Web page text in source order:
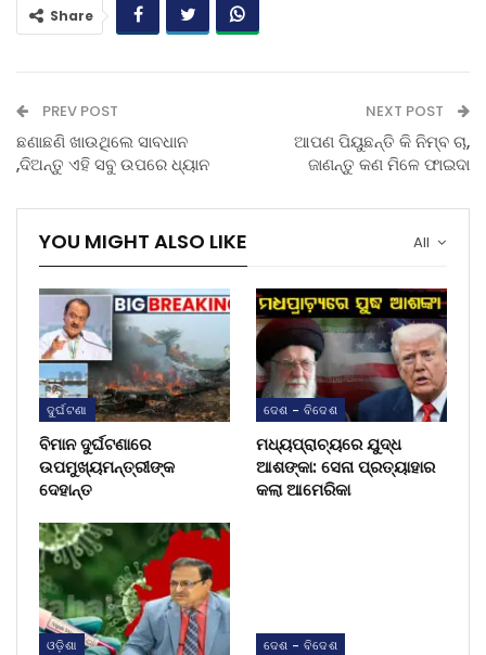
Share
PREV POST
ଛଣାଛଣି ଖାଉଥିଲେ ସାବଧାନ
,ଦିଅନ୍ତୁ ଏହି ସବୁ ଉପରେ ଧ୍ୟାନ
NEXT POST
ଆପଣ ପିୟୁଛନ୍ତି କି ନିମ୍ବ ଚା,
ଜାଣନ୍ତୁ କଣ ମିଳେ ଫାଇଦା
All
YOU MIGHT ALSO LIKE
ଦୁର୍ଘଟଣା
ବିମାନ ଦୁର୍ଘଟଣାରେ
ଉପମୁଖ୍ୟମନ୍ତ୍ରୀଙ୍କ
ଦେହାନ୍ତ
ଦେଶ - ବିଦେଶ
ମଧ୍ୟପ୍ରାଚ୍ୟରେ ଯୁଦ୍ଧ
ଆଶଙ୍କା: ସେନା ପ୍ରତ୍ୟାହାର
କଲା ଆମେରିକା
ଓଡ଼ିଶା ଦେଶ - ବିଦେଶ